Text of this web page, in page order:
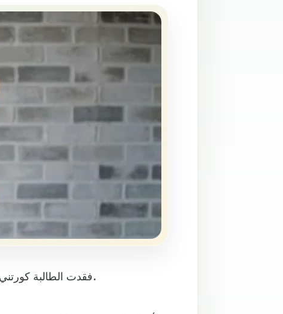
فقدت الطالبة كورتني ويثرون إصبعها بسبب عادتها المستمرة في قضم أظافرها.